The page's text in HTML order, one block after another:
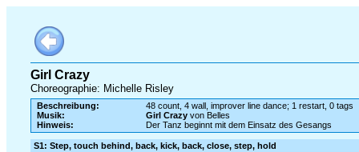
Girl Crazy
Choreographie: Michelle Risley
Beschreibung:
48 count, 4 wall, improver line dance; 1 restart, 0 tags
Musik:
Girl Crazyvon Belles
Hinweis:
Der Tanz beginnt mit dem Einsatz des Gesangs
S1: Step, touch behind, back, kick, back, close, step, hold